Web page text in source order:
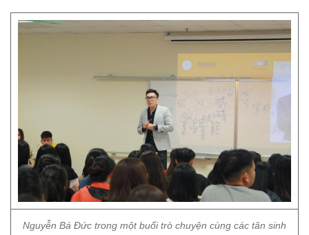
Nguyễn Bá Đức trong một buổi trò chuyện cùng các tân sinh